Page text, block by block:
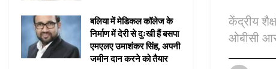
केंद्रीय
ओबीसी
बलिया में मेडिकल कॉलेज के
निर्माण में देरी से दुःखी हैं बसपा
एमएलए उमाशंकर सिंह, अपनी
जमीन दान करने को तैयार